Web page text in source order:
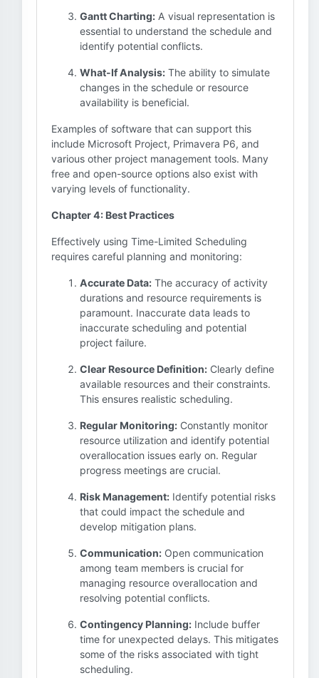
Gantt Charting: A visual representation is
essential to understand the schedule and
identify potential conflicts.
What-If Analysis: The ability to simulate
changes in the schedule or resource
availability is beneficial.
Examples of software that can support this
include Microsoft Project, Primavera P6, and
various other project management tools. Many
free and open-source options also exist with
varying levels of functionality.
Chapter 4: Best Practices
Effectively using Time-Limited Scheduling
requires careful planning and monitoring:
Accurate Data: The accuracy of activity
durations and resource requirements is
paramount. Inaccurate data leads to
inaccurate scheduling and potential
project failure.
Clear Resource Definition: Clearly define
available resources and their constraints.
This ensures realistic scheduling.
Regular Monitoring: Constantly monitor
resource utilization and identify potential
overallocation issues early on. Regular
progress meetings are crucial.
Risk Management: Identify potential risks
that could impact the schedule and
develop mitigation plans.
Communication: Open communication
among team members is crucial for
managing resource overallocation and
resolving potential conflicts.
Contingency Planning: Include buffer
time for unexpected delays. This mitigates
some of the risks associated with tight
scheduling.